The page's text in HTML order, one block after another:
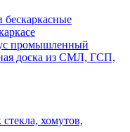
бескаркасные
промышленный
доска из СМЛ, ГСП,
хомутов,